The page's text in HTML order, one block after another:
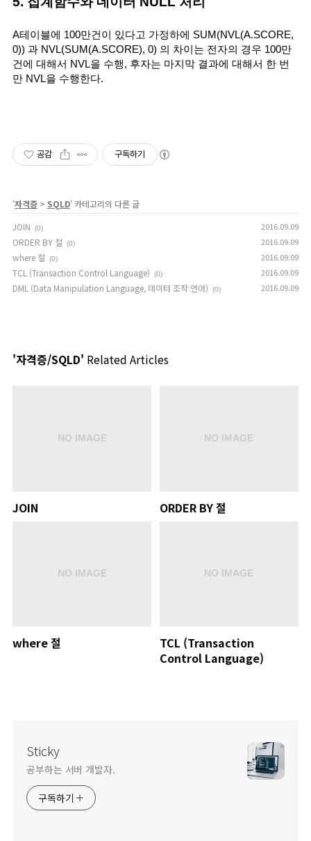
A테이블에 100만건이 있다고 가정하에 SUM(NVL(A.SCORE,
0)) 과 NVL(SUM(A.SCORE), 0) 의 차이는 전자의 경우 100만
건에 대해서 NVL을 수행, 후자는 마지막 결과에 대해서 한 번
만 NVL을 수행한다.
공감 구독하기
'자격증 > SQLD' 카테고리의 다른 글
JOIN
(0) 2016.09.09
ORDER BY 절 (0) 2016.09.09
where 절 (0) 2016.09.09
TCL (Transaction Control Language) (0) 2016.09.09
DML (Data Manipulation Language, 데이터 조작 언어) (0) 2016.09.09
'자격증/SQLD' Related Articles
JOIN ORDER BY 절
where 절
TCL (Transaction
Control Language)
Sticky
공부하는 서버 개발자.
구독하기